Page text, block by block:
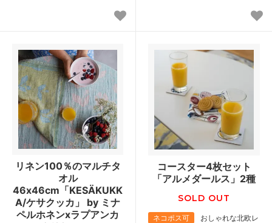
リネン100％のマルチタ
オル
46x46cm「KESÄKUKK
A/ケサクッカ」 by ミナ
ペルホネンxラプアンカ
コースター4枚セット
「アルメダールス」2種
SOLD OUT
ネコポス可 おしゃれな北欧レ